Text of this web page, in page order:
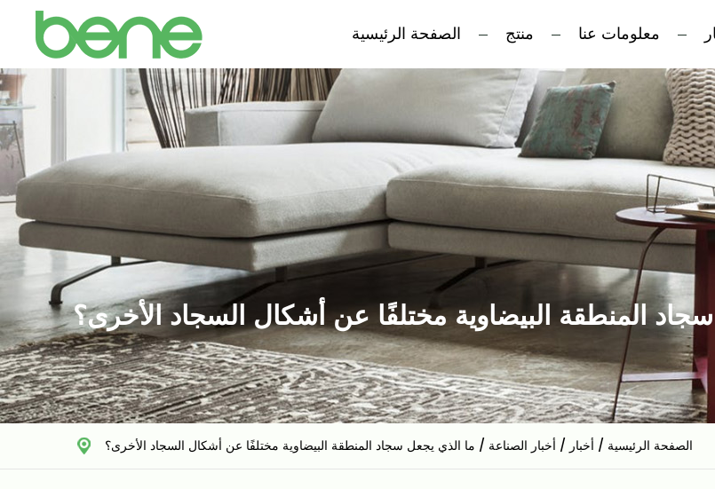
الصفحة الرئيسية منتج معلومات عنا
المنطقة البيضاوية مختلفًا عن أشكال السجاد الأخرى؟
الصفحة الرئيسية / أخبار / أخبار الصناعة / ما الذي يجعل سجاد المنطقة البيضاوية مختلفًا عن أشكال السجاد الأخرى؟